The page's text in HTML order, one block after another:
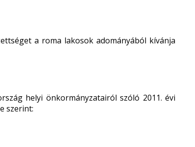
a roma lakosok adományából kívánja
helyi önkormányzatairól szóló 2011. évi
szerint: